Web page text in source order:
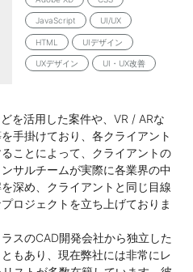
JavaScript UI/UX
HTML UIデザイン
UXデザイン UI・UX改善
を活用した案件や、VR / ARな
手掛けており、各クライアント
ことによって、クライアントの
サルチームが実際に各業界の中
深め、クライアントと同じ目線
ロジェクトを立ち上げておりま
スのCAD開発会社から独立した
もあり、現在弊社には非常にレ